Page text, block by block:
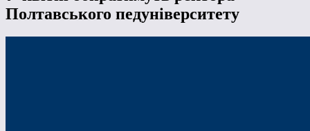
Полтавського педуніверситету